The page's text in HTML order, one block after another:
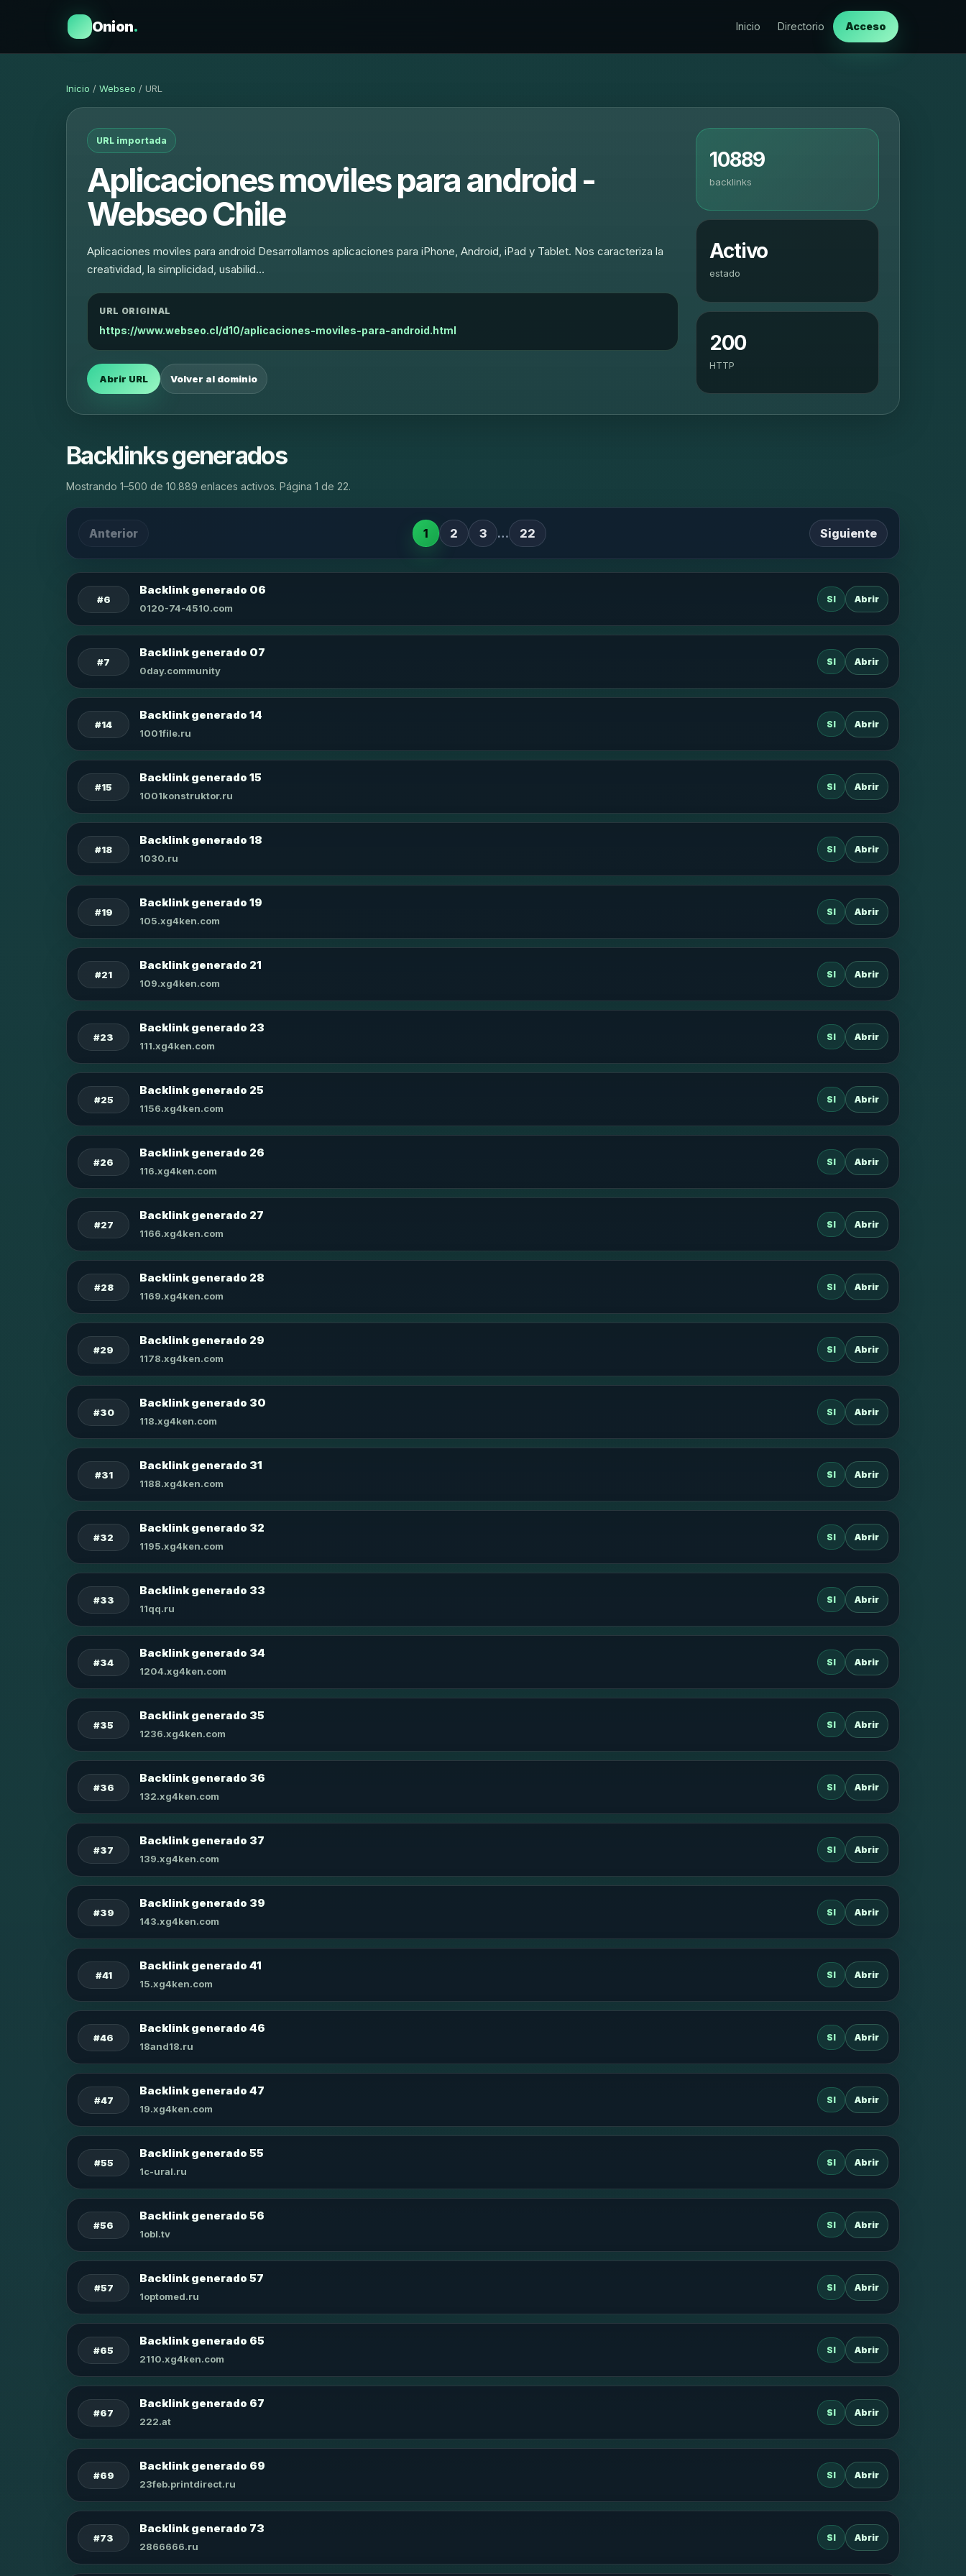
Onion. Inicio Directorio Acceso
Inicio / Webseo / URL
URL importada
Aplicaciones moviles para android -
Webseo Chile
Aplicaciones moviles para android Desarrollamos aplicaciones para iPhone, Android, iPad y Tablet. Nos caracteriza la
creatividad, la simplicidad, usabilid…
URL ORIGINAL
https://www.webseo.cl/d10/aplicaciones-moviles-para-android.html
Abrir URL Volver al dominio
10889
backlinks
Activo
estado
200
HTTP
Backlinks generados
Mostrando 1–500 de 10.889 enlaces activos. Página 1 de 22.
Anterior 1 2 3 … 22 Siguiente
#6
Backlink generado 06
0120-74-4510.com
SI Abrir
#7
Backlink generado 07
0day.community
SI Abrir
#14
Backlink generado 14
1001file.ru
SI Abrir
#15
Backlink generado 15
1001konstruktor.ru
SI Abrir
#18
Backlink generado 18
1030.ru
SI Abrir
#19
Backlink generado 19
105.xg4ken.com
SI Abrir
#21
Backlink generado 21
109.xg4ken.com
SI Abrir
#23
Backlink generado 23
111.xg4ken.com
SI Abrir
#25
Backlink generado 25
1156.xg4ken.com
SI Abrir
#26
Backlink generado 26
116.xg4ken.com
SI Abrir
#27
Backlink generado 27
1166.xg4ken.com
SI Abrir
#28
Backlink generado 28
1169.xg4ken.com
SI Abrir
#29
Backlink generado 29
1178.xg4ken.com
SI Abrir
#30
Backlink generado 30
118.xg4ken.com
SI Abrir
#31
Backlink generado 31
1188.xg4ken.com
SI Abrir
#32
Backlink generado 32
1195.xg4ken.com
SI Abrir
#33
Backlink generado 33
11qq.ru
SI Abrir
#34
Backlink generado 34
1204.xg4ken.com
SI Abrir
#35
Backlink generado 35
1236.xg4ken.com
SI Abrir
#36
Backlink generado 36
132.xg4ken.com
SI Abrir
#37
Backlink generado 37
139.xg4ken.com
SI Abrir
#39
Backlink generado 39
143.xg4ken.com
SI Abrir
#41
Backlink generado 41
15.xg4ken.com
SI Abrir
#46
Backlink generado 46
18and18.ru
SI Abrir
#47
Backlink generado 47
19.xg4ken.com
SI Abrir
#55
Backlink generado 55
1c-ural.ru
SI Abrir
#56
Backlink generado 56
1obl.tv
SI Abrir
#57
Backlink generado 57
1optomed.ru
SI Abrir
#65
Backlink generado 65
2110.xg4ken.com
SI Abrir
#67
Backlink generado 67
222.at
SI Abrir
#69
Backlink generado 69
23feb.printdirect.ru
SI Abrir
#73
Backlink generado 73
2866666.ru
SI Abrir